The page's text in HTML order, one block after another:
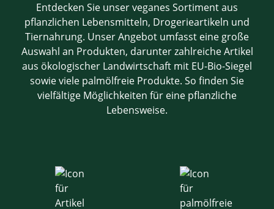
Entdecken Sie unser veganes Sortiment aus
pflanzlichen Lebensmitteln, Drogerieartikeln und
Tiernahrung. Unser Angebot umfasst eine große
Auswahl an Produkten, darunter zahlreiche Artikel
aus ökologischer Landwirtschaft mit EU-Bio-Siegel
sowie viele palmölfreie Produkte. So finden Sie
vielfältige Möglichkeiten für eine pflanzliche
Lebensweise.